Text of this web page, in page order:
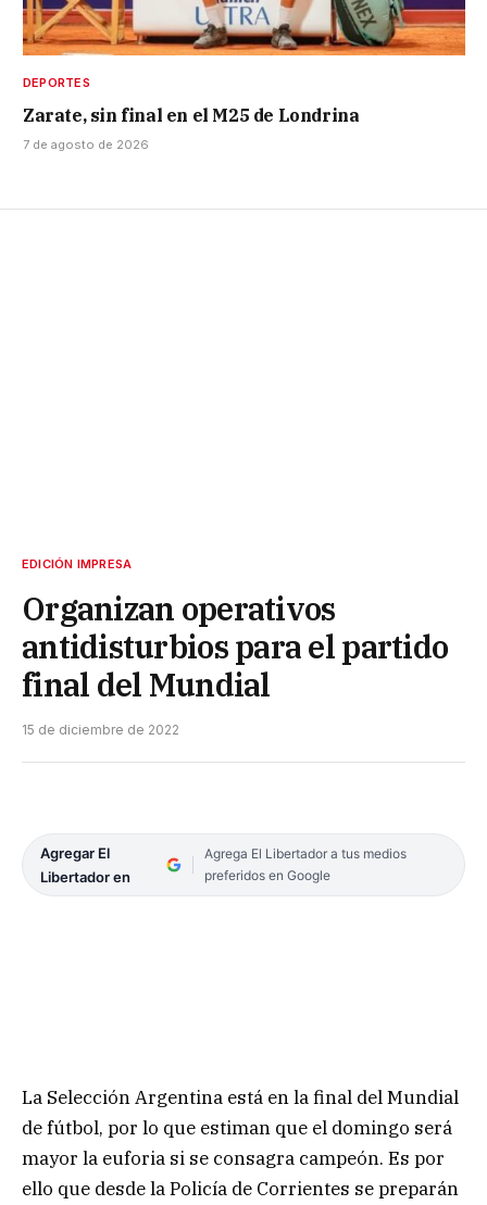
DEPORTES
Zarate, sin final en el M25 de Londrina
7 de agosto de 2026
EDICIÓN IMPRESA
Organizan operativos
antidisturbios para el partido
final del Mundial
15 de diciembre de 2022
Agregar El
Libertador en
Agrega El Libertador a tus medios
preferidos en Google
La Selección Argentina está en la final del Mundial
de fútbol, por lo que estiman que el domingo será
mayor la euforia si se consagra campeón. Es por
ello que desde la Policía de Corrientes se preparán